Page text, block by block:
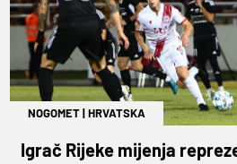
NOGOMET|HRVATSKA
Igrač Rijeke mijenja